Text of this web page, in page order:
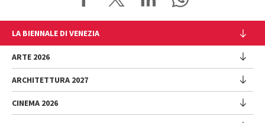
LA BIENNALE DI VENEZIA
L'Istituzione
Cariche istituzionali
Storia
Luoghi
Sponsorship
ARTE 2026
Esposizione
Intervento di Pietrangelo Buttafuoco
ARCHITETTURA 2027
Mostra
CINEMA 2026